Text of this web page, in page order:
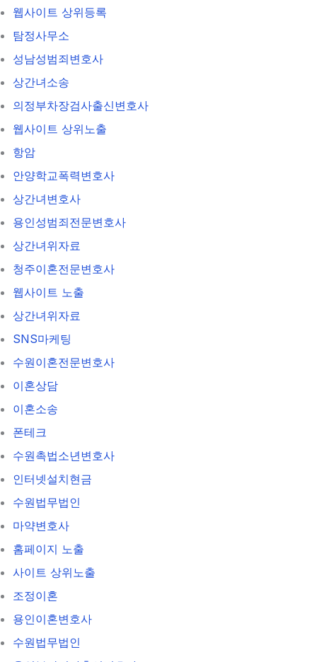
웹사이트 상위등록
탐정사무소
성남성범죄변호사
상간녀소송
의정부차장검사출신변호사
웹사이트 상위노출
항암
안양학교폭력변호사
상간녀변호사
용인성범죄전문변호사
상간녀위자료
청주이혼전문변호사
웹사이트 노출
상간녀위자료
SNS마케팅
수원이혼전문변호사
이혼상담
이혼소송
폰테크
수원촉법소년변호사
인터넷설치현금
수원법무법인
마약변호사
홈페이지 노출
사이트 상위노출
조정이혼
용인이혼변호사
수원법무법인